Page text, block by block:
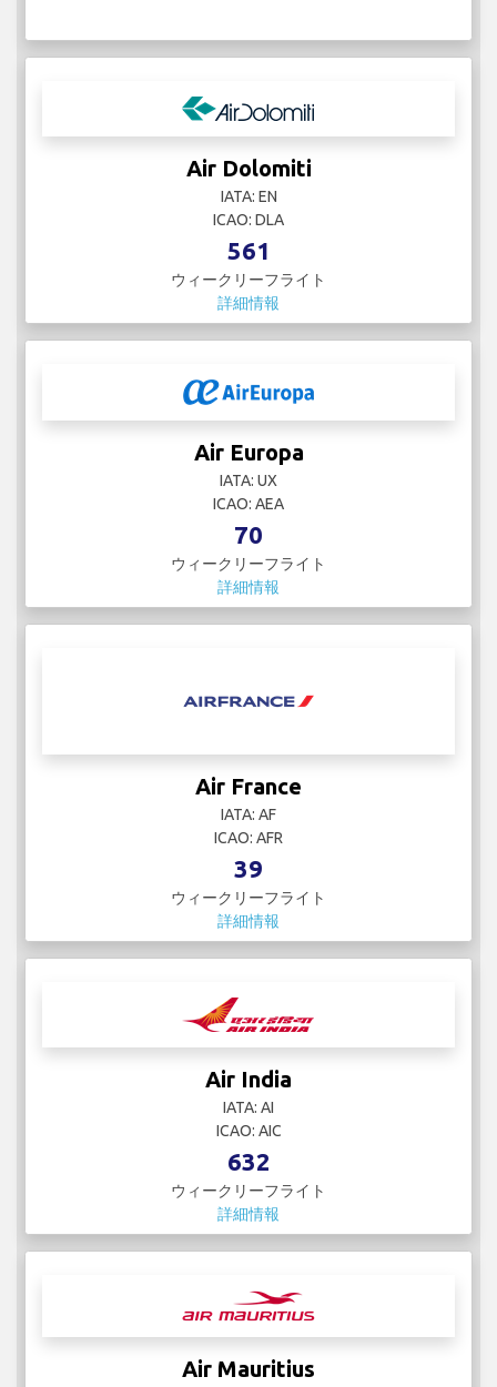
Air Dolomiti
IATA: EN
ICAO: DLA
561
ウィークリーフライト
詳細情報
Air Europa
IATA: UX
ICAO: AEA
70
ウィークリーフライト
詳細情報
Air France
IATA: AF
ICAO: AFR
39
ウィークリーフライト
詳細情報
Air India
IATA: AI
ICAO: AIC
632
ウィークリーフライト
詳細情報
Air Mauritius